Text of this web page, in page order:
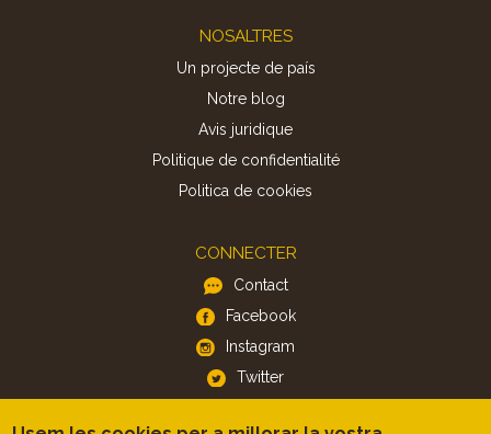
NOSALTRES
Un projecte de país
Notre blog
Avis juridique
Politique de confidentialité
Politica de cookies
CONNECTER
Contact
Facebook
Instagram
Twitter